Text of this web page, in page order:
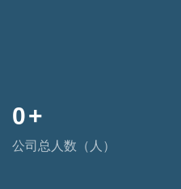
0+
公司总人数（人）